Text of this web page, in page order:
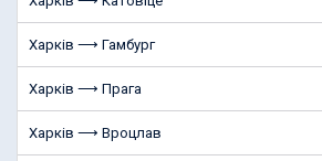
Харків ⟶ Гамбург
Харків ⟶ Прага
Харків ⟶ Вроцлав